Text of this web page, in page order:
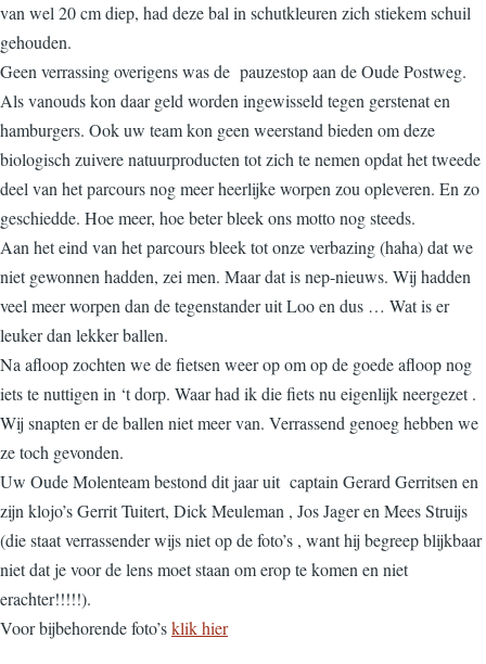
van wel 20 cm diep, had deze bal in schutkleuren zich stiekem schuil
gehouden.
Geen verrassing overigens was de pauzestop aan de Oude Postweg.
Als vanouds kon daar geld worden ingewisseld tegen gerstenat en
hamburgers. Ook uw team kon geen weerstand bieden om deze
biologisch zuivere natuurproducten tot zich te nemen opdat het tweede
deel van het parcours nog meer heerlijke worpen zou opleveren. En zo
geschiedde. Hoe meer, hoe beter bleek ons motto nog steeds.
Aan het eind van het parcours bleek tot onze verbazing (haha) dat we
niet gewonnen hadden, zei men. Maar dat is nep-nieuws. Wij hadden
veel meer worpen dan de tegenstander uit Loo en dus … Wat is er
leuker dan lekker ballen.
Na afloop zochten we de fietsen weer op om op de goede afloop nog
iets te nuttigen in ‘t dorp. Waar had ik die fiets nu eigenlijk neergezet .
Wij snapten er de ballen niet meer van. Verrassend genoeg hebben we
ze toch gevonden.
Uw Oude Molenteam bestond dit jaar uit captain Gerard Gerritsen en
zijn klojo’s Gerrit Tuitert, Dick Meuleman , Jos Jager en Mees Struijs
(die staat verrassender wijs niet op de foto’s , want hij begreep blijkbaar
niet dat je voor de lens moet staan om erop te komen en niet
erachter!!!!!).
Voor bijbehorende foto’sklik hier